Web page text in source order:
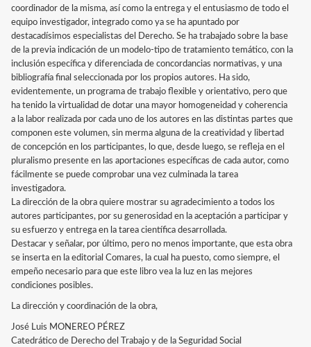
coordinador de la misma, así como la entrega y el entusiasmo de todo el
equipo investigador, integrado como ya se ha apuntado por
destacadísimos especialistas del Derecho. Se ha trabajado sobre la base
de la previa indicación de un modelo-tipo de tratamiento temático, con la
inclusión específica y diferenciada de concordancias normativas, y una
bibliografía final seleccionada por los propios autores. Ha sido,
evidentemente, un programa de trabajo flexible y orientativo, pero que
ha tenido la virtualidad de dotar una mayor homogeneidad y coherencia
a la labor realizada por cada uno de los autores en las distintas partes que
componen este volumen, sin merma alguna de la creatividad y libertad
de concepción en los participantes, lo que, desde luego, se refleja en el
pluralismo presente en las aportaciones específicas de cada autor, como
fácilmente se puede comprobar una vez culminada la tarea
investigadora.
La dirección de la obra quiere mostrar su agradecimiento a todos los
autores participantes, por su generosidad en la aceptación a participar y
su esfuerzo y entrega en la tarea científica desarrollada.
Destacar y señalar, por último, pero no menos importante, que esta obra
se inserta en la editorial Comares, la cual ha puesto, como siempre, el
empeño necesario para que este libro vea la luz en las mejores
condiciones posibles.
La dirección y coordinación de la obra,
José Luis MONEREO PÉREZ
Catedrático de Derecho del Trabajo y de la Seguridad Social